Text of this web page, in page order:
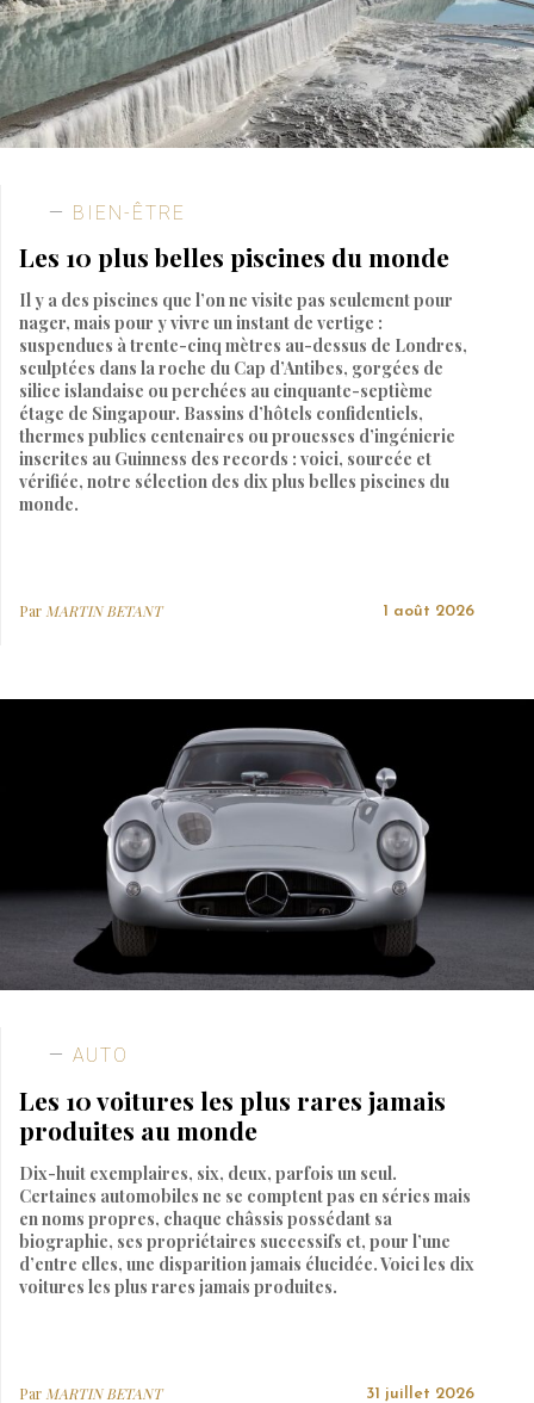
BIEN-ÊTRE
Les 10 plus belles piscines du monde
Il y a des piscines que l’on ne visite pas seulement pour
nager, mais pour y vivre un instant de vertige :
suspendues à trente-cinq mètres au-dessus de Londres,
sculptées dans la roche du Cap d’Antibes, gorgées de
silice islandaise ou perchées au cinquante-septième
étage de Singapour. Bassins d’hôtels confidentiels,
thermes publics centenaires ou prouesses d’ingénierie
inscrites au Guinness des records : voici, sourcée et
vérifiée, notre sélection des dix plus belles piscines du
monde.
Par MARTIN BETANT 1 août 2026
AUTO
Les 10 voitures les plus rares jamais
produites au monde
Dix-huit exemplaires, six, deux, parfois un seul.
Certaines automobiles ne se comptent pas en séries mais
en noms propres, chaque châssis possédant sa
biographie, ses propriétaires successifs et, pour l’une
d’entre elles, une disparition jamais élucidée. Voici les dix
voitures les plus rares jamais produites.
Par MARTIN BETANT 31 juillet 2026